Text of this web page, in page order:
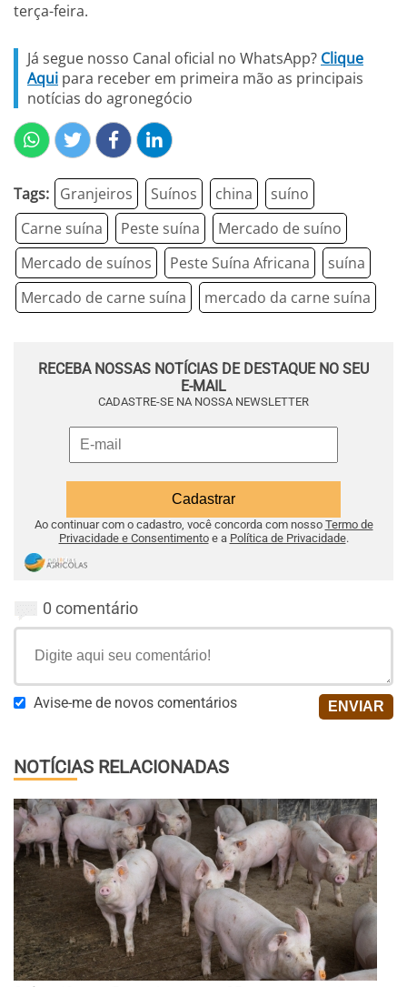
terça-feira.
Já segue nosso Canal oficial no WhatsApp? Clique
Aqui para receber em primeira mão as principais
notícias do agronegócio
Tags: Granjeiros Suínos china
suíno
Carne suína
Peste suína
Mercado de suíno
Mercado de suínos
Peste Suína Africana
suína
Mercado de carne suína
mercado da carne suína
RECEBA NOSSAS NOTÍCIAS DE DESTAQUE NO SEU
E-MAIL
CADASTRE-SE NA NOSSA NEWSLETTER
Ao continuar com o cadastro, você concorda com nosso Termo de
Privacidade e Consentimentoe a Política de Privacidade.
0 comentário
Avise-me de novos comentários
NOTÍCIAS RELACIONADAS